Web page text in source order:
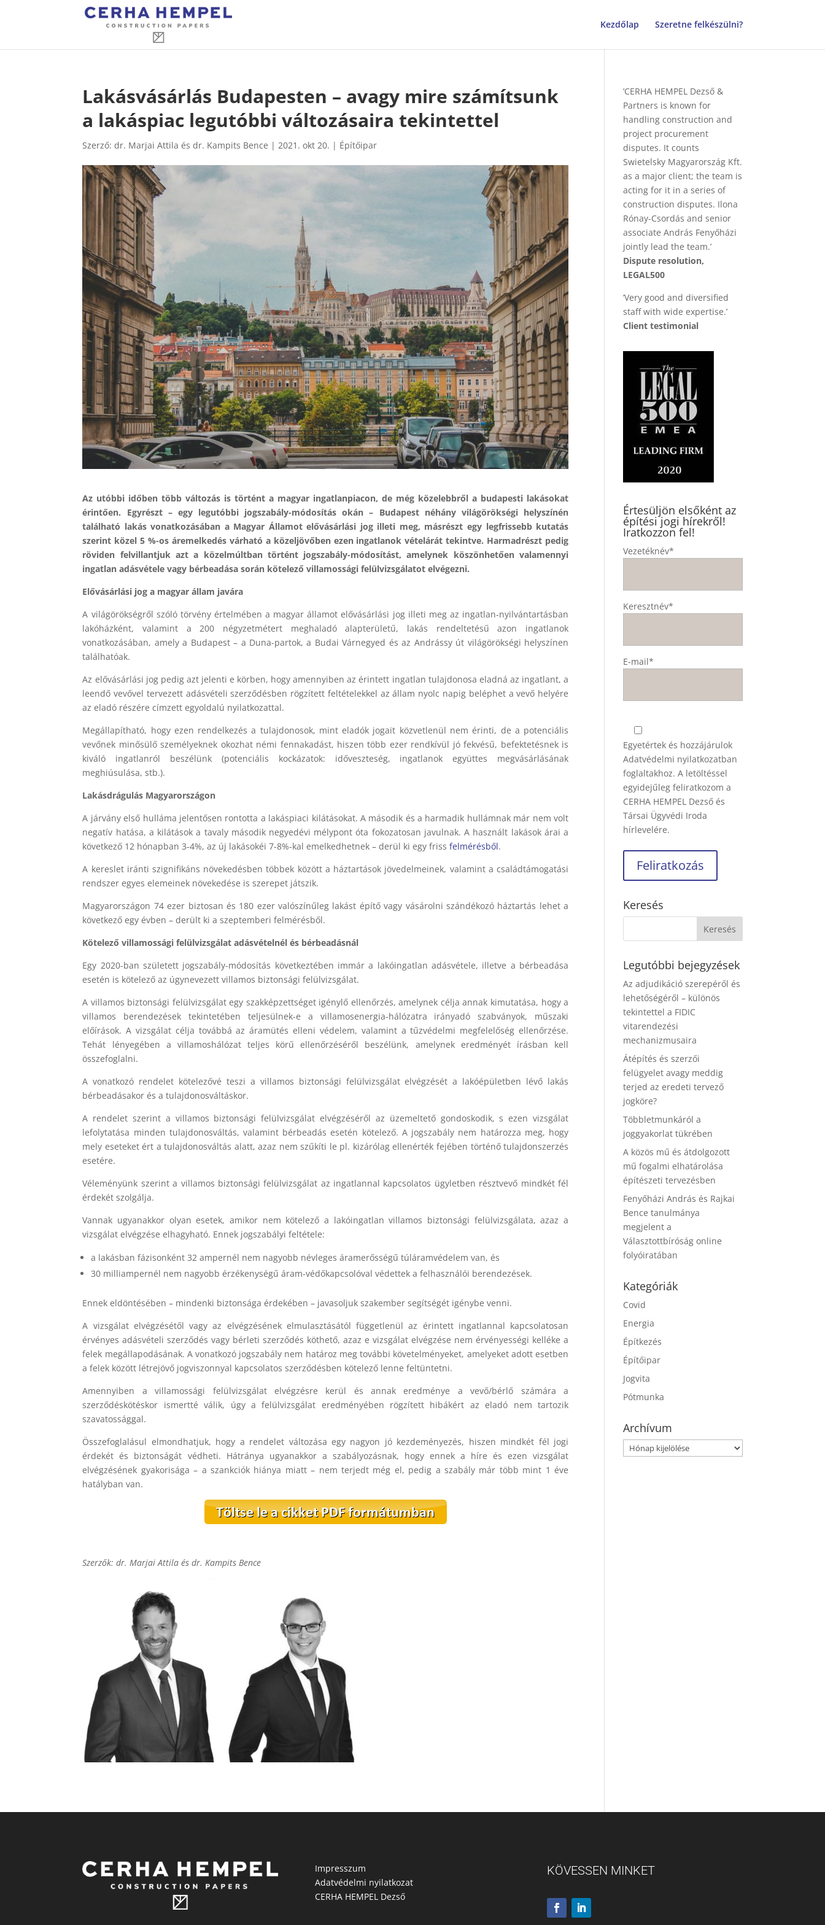
Kezdőlap Szeretne felkészülni?
Lakásvásárlás Budapesten – avagy mire számítsunk
a lakáspiac legutóbbi változásaira tekintettel
Szerző:dr. Marjai Attila és dr. Kampits Bence |2021. okt 20. | Építőipar
Az utóbbi időben több változás is történt a magyar ingatlanpiacon, de még közelebbről a budapesti lakásokat
érintően. Egyrészt – egy legutóbbi jogszabály-módosítás okán – Budapest néhány világörökségi helyszínén
található lakás vonatkozásában a Magyar Államot elővásárlási jog illeti meg, másrészt egy legfrissebb kutatás
szerint közel 5 %-os áremelkedés várható a közeljövőben ezen ingatlanok vételárát tekintve. Harmadrészt pedig
röviden felvillantjuk azt a közelmúltban történt jogszabály-módosítást, amelynek köszönhetően valamennyi
ingatlan adásvétele vagy bérbeadása során kötelező villamossági felülvizsgálatot elvégezni.
Elővásárlási jog a magyar állam javára
A világörökségről szóló törvény értelmében a magyar államot elővásárlási jog illeti meg az ingatlan-nyilvántartásban
lakóházként, valamint a 200 négyzetmétert meghaladó alapterületű, lakás rendeltetésű azon ingatlanok
vonatkozásában, amely a Budapest – a Duna-partok, a Budai Várnegyed és az Andrássy út világörökségi helyszínen
találhatóak.
Az elővásárlási jog pedig azt jelenti e körben, hogy amennyiben az érintett ingatlan tulajdonosa eladná az ingatlant, a
leendő vevővel tervezett adásvételi szerződésben rögzített feltételekkel az állam nyolc napig beléphet a vevő helyére
az eladó részére címzett egyoldalú nyilatkozattal.
Megállapítható, hogy ezen rendelkezés a tulajdonosok, mint eladók jogait közvetlenül nem érinti, de a potenciális
vevőnek minősülő személyeknek okozhat némi fennakadást, hiszen több ezer rendkívül jó fekvésű, befektetésnek is
kiváló ingatlanról beszélünk (potenciális kockázatok: időveszteség, ingatlanok együttes megvásárlásának
meghiúsulása, stb.).
Lakásdrágulás Magyarországon
A járvány első hulláma jelentősen rontotta a lakáspiaci kilátásokat. A második és a harmadik hullámnak már nem volt
negatív hatása, a kilátások a tavaly második negyedévi mélypont óta fokozatosan javulnak. A használt lakások árai a
következő 12 hónapban 3-4%, az új lakásokéi 7-8%-kal emelkedhetnek – derül ki egy frissfelmérésből.
A kereslet iránti szignifikáns növekedésben többek között a háztartások jövedelmeinek, valamint a családtámogatási
rendszer egyes elemeinek növekedése is szerepet játszik.
Magyarországon 74 ezer biztosan és 180 ezer valószínűleg lakást építő vagy vásárolni szándékozó háztartás lehet a
következő egy évben – derült ki a szeptemberi felmérésből.
Kötelező villamossági felülvizsgálat adásvételnél és bérbeadásnál
Egy 2020-ban született jogszabály-módosítás következtében immár a lakóingatlan adásvétele, illetve a bérbeadása
esetén is kötelező az úgynevezett villamos biztonsági felülvizsgálat.
A villamos biztonsági felülvizsgálat egy szakképzettséget igénylő ellenőrzés, amelynek célja annak kimutatása, hogy a
villamos berendezések tekintetében teljesülnek-e a villamosenergia-hálózatra irányadó szabványok, műszaki
előírások. A vizsgálat célja továbbá az áramütés elleni védelem, valamint a tűzvédelmi megfelelőség ellenőrzése.
Tehát lényegében a villamoshálózat teljes körű ellenőrzéséről beszélünk, amelynek eredményét írásban kell
összefoglalni.
A vonatkozó rendelet kötelezővé teszi a villamos biztonsági felülvizsgálat elvégzését a lakóépületben lévő lakás
bérbeadásakor és a tulajdonosváltáskor.
A rendelet szerint a villamos biztonsági felülvizsgálat elvégzéséről az üzemeltető gondoskodik, s ezen vizsgálat
lefolytatása minden tulajdonosváltás, valamint bérbeadás esetén kötelező. A jogszabály nem határozza meg, hogy
mely eseteket ért a tulajdonosváltás alatt, azaz nem szűkíti le pl. kizárólag ellenérték fejében történő tulajdonszerzés
esetére.
Véleményünk szerint a villamos biztonsági felülvizsgálat az ingatlannal kapcsolatos ügyletben résztvevő mindkét fél
érdekét szolgálja.
Vannak ugyanakkor olyan esetek, amikor nem kötelező a lakóingatlan villamos biztonsági felülvizsgálata, azaz a
vizsgálat elvégzése elhagyható. Ennek jogszabályi feltétele:
a lakásban fázisonként 32 ampernél nem nagyobb névleges áramerősségű túláramvédelem van, és
30 milliampernél nem nagyobb érzékenységű áram-védőkapcsolóval védettek a felhasználói berendezések.
Ennek eldöntésében – mindenki biztonsága érdekében – javasoljuk szakember segítségét igénybe venni.
A vizsgálat elvégzésétől vagy az elvégzésének elmulasztásától függetlenül az érintett ingatlannal kapcsolatosan
érvényes adásvételi szerződés vagy bérleti szerződés köthető, azaz e vizsgálat elvégzése nem érvényességi kelléke a
felek megállapodásának. A vonatkozó jogszabály nem határoz meg további követelményeket, amelyeket adott esetben
a felek között létrejövő jogviszonnyal kapcsolatos szerződésben kötelező lenne feltüntetni.
Amennyiben a villamossági felülvizsgálat elvégzésre kerül és annak eredménye a vevő/bérlő számára a
szerződéskötéskor ismertté válik, úgy a felülvizsgálat eredményében rögzített hibákért az eladó nem tartozik
szavatossággal.
Összefoglalásul elmondhatjuk, hogy a rendelet változása egy nagyon jó kezdeményezés, hiszen mindkét fél jogi
érdekét és biztonságát védheti. Hátránya ugyanakkor a szabályozásnak, hogy ennek a híre és ezen vizsgálat
elvégzésének gyakorisága – a szankciók hiánya miatt – nem terjedt még el, pedig a szabály már több mint 1 éve
hatályban van.
Szerzők: dr. Marjai Attila és dr. Kampits Bence
’CERHA HEMPEL Dezső &
Partners is known for
handling construction and
project procurement
disputes. It counts
Swietelsky Magyarország Kft.
as a major client; the team is
acting for it in a series of
construction disputes. Ilona
Rónay-Csordás and senior
associate András Fenyőházi
jointly lead the team.’
Dispute resolution,
LEGAL500
’Very good and diversified
staff with wide expertise.’
Client testimonial
Értesüljön elsőként az
építési jogi hírekről!
Iratkozzon fel!
Vezetéknév*
Keresztnév*
E-mail*
Egyetértek és hozzájárulok
Adatvédelmi nyilatkozatban
foglaltakhoz. A letöltéssel
egyidejűleg feliratkozom a
CERHA HEMPEL Dezső és
Társai Ügyvédi Iroda
hírlevelére.
Keresés
Legutóbbi bejegyzések
Az adjudikáció szerepéről és
lehetőségéről – különös
tekintettel a FIDIC
vitarendezési
mechanizmusaira
Átépítés és szerzői
felügyelet avagy meddig
terjed az eredeti tervező
jogköre?
Többletmunkáról a
joggyakorlat tükrében
A közös mű és átdolgozott
mű fogalmi elhatárolása
építészeti tervezésben
Fenyőházi András és Rajkai
Bence tanulmánya
megjelent a
Választottbíróság online
folyóiratában
Kategóriák
Covid
Energia
Építkezés
Építőipar
Jogvita
Pótmunka
Archívum
Archívum
Impresszum
Adatvédelmi nyilatkozat
CERHA HEMPEL Dezső
KÖVESSEN MINKET